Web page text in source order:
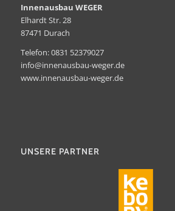
Innenausbau WEGER
Elhardt Str. 28
87471 Durach
Telefon: 0831 52379027
info@innenausbau-weger.de
www.innenausbau-weger.de
UNSERE PARTNER